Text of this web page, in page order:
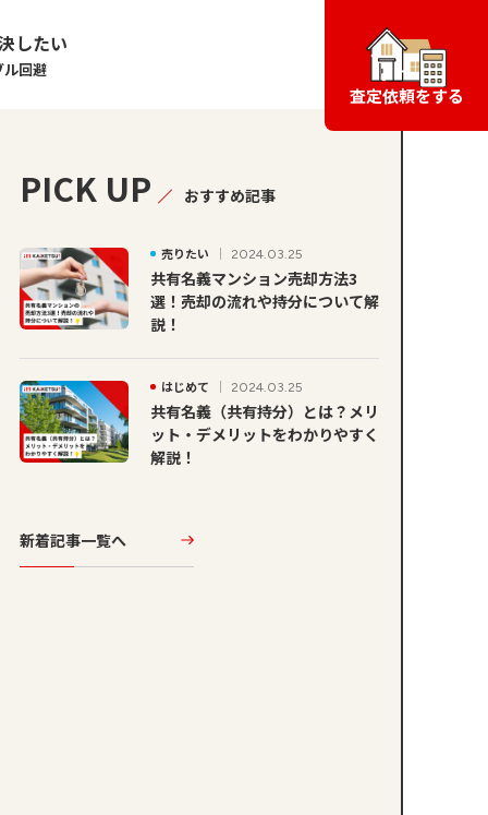
したい
回避
査定依頼をする
PICK UP おすすめ記事
売りたい 2024.03.25
共有名義マンション売却方法3
選！売却の流れや持分について解
説！
はじめて 2024.03.25
共有名義（共有持分）とは？メリ
ット・デメリットをわかりやすく
解説！
新着記事一覧へ